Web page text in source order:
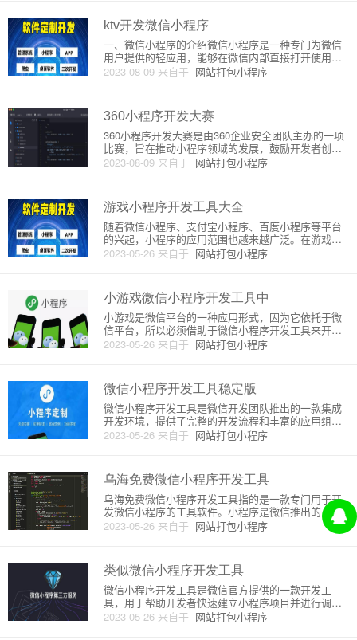
以自行开发，也
ktv开发微信小程序
2023-08-09 来自于 网站打包小程序
一、微信小程序的介绍微信小程序是一种专门为微信
用户提供的轻应用，能够在微信内部直接打开使用。
小程序对于用户而言，不需要下载安装，同时小程序
还具备轻便、快速、体验好等特点。微信小程序的开
S、HTML5
360小程序开发大赛
2023-08-09 来自于 网站打包小程序
360小程序开发大赛是由360企业安全团队主办的一项
比赛，旨在推动小程序领域的发展，鼓励开发者创新
和试验。该比赛分为初赛和决赛两个阶段，参赛者需
在规定时间内完成小程序开发，提交作品并通过评
序开发大赛需要开发
游戏小程序开发工具大全
2023-05-26 来自于 网站打包小程序
随着微信小程序、支付宝小程序、百度小程序等平台
的兴起，小程序的应用范围也越来越广泛。在游戏领
域，小程序也成为了一种趋势。那么，在游戏小程序
开发中，都有哪些工具可以使用呢？本文将向大家详
具小游戏开发工具是小游戏开
小游戏微信小程序开发工具中
2023-05-26 来自于 网站打包小程序
小游戏是微信平台的一种应用形式，因为它依托于微
信平台，所以必须借助于微信小程序开发工具来开
发。微信小程序开发工具是一个用于开发微信小程序
的编辑器。它支持 JavaScript、CSS 和 WXML 三种
快捷地进
微信小程序开发工具稳定版
2023-05-26 来自于 网站打包小程序
微信小程序开发工具是微信开发团队推出的一款集成
开发环境，提供了完整的开发流程和丰富的应用组
件，帮助开发者快速构建小程序应用。本文将详细介
绍微信小程序开发工具的原理和使用方法。一、微信
两部分组成：IDE和调试器
乌海免费微信小程序开发工具
2023-05-26 来自于 网站打包小程序
乌海免费微信小程序开发工具指的是一款专门用于开
发微信小程序的工具软件。小程序是微信推出的一个
轻量级的应用模式，不用下载安装，用户扫一扫即可
使用，具有开发周期短、使用成本低、流量消耗少等
详细介绍：原理：乌海免费微
类似微信小程序开发工具
2023-05-26 来自于 网站打包小程序
微信小程序开发工具是微信官方提供的一款开发工
具，用于帮助开发者快速建立小程序项目并进行调
试、预览、上线等操作。在小程序开发工具中，开发
者可以使用类似HTML、CSS、JS的语言进行开发，